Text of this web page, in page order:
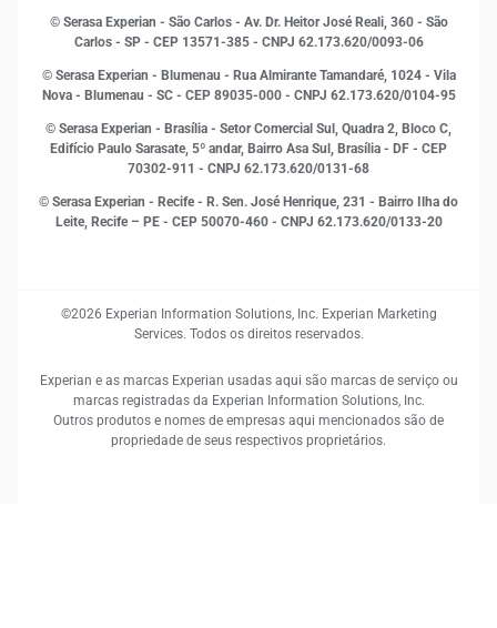
Marketing
Open Finance
Proteção de Dados
Sustentabilidade Corporativa
© Serasa Experian - São Carlos - Av. Dr. Heitor José Reali, 360 - São
Carlos - SP - CEP 13571-385 - CNPJ 62.173.620/0093-06
© Serasa Experian - Blumenau - Rua Almirante Tamandaré, 1024 - Vila
Nova - Blumenau - SC - CEP 89035-000 - CNPJ 62.173.620/0104-95
© Serasa Experian - Brasília - Setor Comercial Sul, Quadra 2, Bloco C,
Edifício Paulo Sarasate, 5º andar, Bairro Asa Sul, Brasília - DF - CEP
70302-911 - CNPJ 62.173.620/0131-68
© Serasa Experian - Recife - R. Sen. José Henrique, 231 - Bairro Ilha do
Leite, Recife – PE - CEP 50070-460 - CNPJ 62.173.620/0133-20
©2026 Experian Information Solutions, Inc. Experian Marketing
Services. Todos os direitos reservados.
Experian e as marcas Experian usadas aqui são marcas de serviço ou
marcas registradas da Experian Information Solutions, Inc.
Outros produtos e nomes de empresas aqui mencionados são de
propriedade de seus respectivos proprietários.